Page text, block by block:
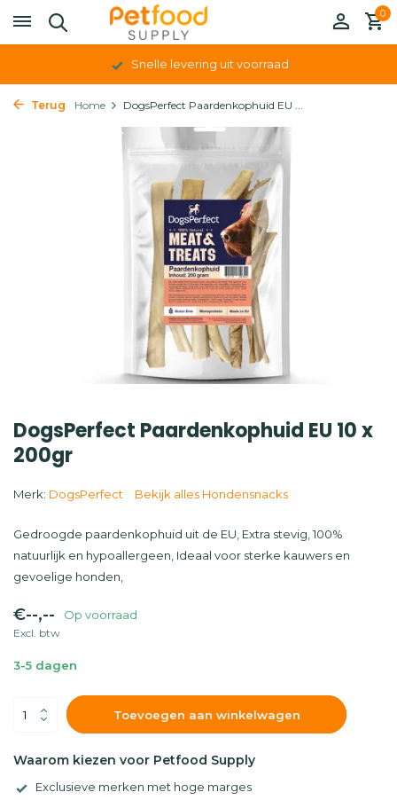
0
Snelle levering uit voorraad
Terug Home DogsPerfect Paardenkophuid EU ...
DogsPerfect Paardenkophuid EU 10 x
200gr
Merk: DogsPerfect Bekijk alles Hondensnacks
Gedroogde paardenkophuid uit de EU, Extra stevig, 100%
natuurlijk en hypoallergeen, Ideaal voor sterke kauwers en
gevoelige honden,
€--,-- Op voorraad
Excl. btw
3-5 dagen
Toevoegen aan winkelwagen
Waarom kiezen voor Petfood Supply
Exclusieve merken met hoge marges